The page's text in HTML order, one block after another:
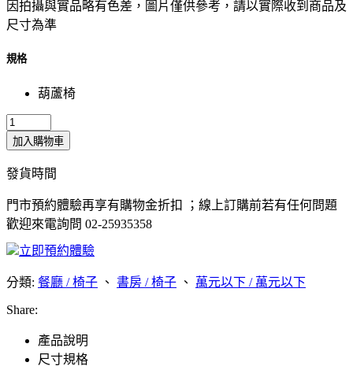
因拍攝與實品略有色差，圖片僅供參考，請以實際收到商品及
尺寸為準
規格
葫蘆椅
加入購物車
發貨時間
門市預約體驗再享有購物金折扣 ；線上訂購前若有任何問題
歡迎來電詢問 02-25935358
立即預約體驗
分類: 餐廳 / 椅子 、 書房 / 椅子 、 萬元以下 / 萬元以下
Share:
產品說明
尺寸規格